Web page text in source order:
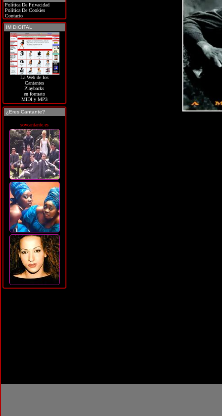
Política De Privacidad
Política De Cookies
Contacto
IM DIGITAL
La Web de los
Cantantes
Playbacks
en formato
MIDI y MP3
¿Eres Cantante?
soycantante.es